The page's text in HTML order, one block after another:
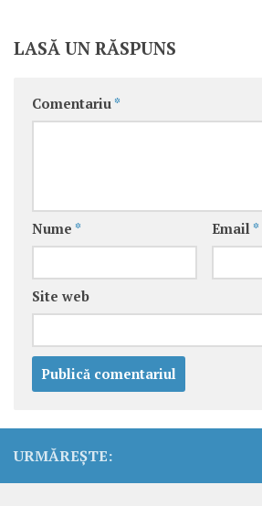
LASĂ UN RĂSPUNS
Comentariu *
Nume * Email *
Site web
URMĂREȘTE: